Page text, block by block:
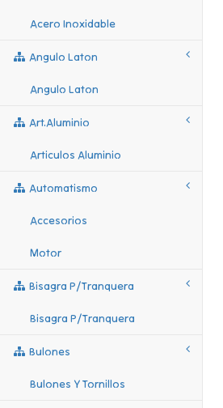
Acero Inoxidable
Angulo Laton
Angulo Laton
Art.aluminio
Articulos Aluminio
Automatismo
Accesorios
Motor
Bisagra P/tranquera
Bisagra P/tranquera
Bulones
Bulones Y Tornillos